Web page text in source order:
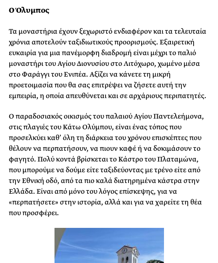
Ο Όλυμπος
Τα μοναστήρια έχουν ξεχωριστό ενδιαφέρον και τα τελευταία
χρόνια αποτελούν ταξιδιωτικούς προορισμούς. Εξαιρετική
ευκαιρία για μια πανέμορφη διαδρομή είναι μέχρι το παλιό
μοναστήρι του Αγίου Διονυσίου στο Λιτόχωρο, χωμένο μέσα
στο Φαράγγι του Ενιπέα. Αξίζει να κάνετε τη μικρή
προετοιμασία που θα σας επιτρέψει να ζήσετε αυτή την
εμπειρία, η οποία απευθύνεται και σε αρχάριους περιπατητές.
Ο παραδοσιακός οικισμός του παλαιού Αγίου Παντελεήμονα,
στις πλαγιές του Κάτω Ολύμπου, είναι ένας τόπος που
προσελκύει καθ’ όλη τη διάρκεια του χρόνου επισκέπτες που
θέλουν να περπατήσουν, να πιουν καφέ ή να δοκιμάσουν το
φαγητό. Πολύ κοντά βρίσκεται το Κάστρο του Πλαταμώνα,
που μπορούμε να δούμε είτε ταξιδεύοντας με τρένο είτε από
την Εθνική οδό, από τα πιο καλά διατηρημένα κάστρα στην
Ελλάδα. Είναι από μόνο του λόγος επίσκεψης, για να
«περπατήσετε» στην ιστορία, αλλά και για να χαρείτε τη θέα
που προσφέρει.